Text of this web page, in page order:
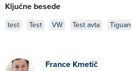
Ključne besede
test Test VW Test avta Tiguan
France Kmetič